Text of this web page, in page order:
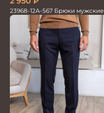
23968-12А-567 Брюки мужские